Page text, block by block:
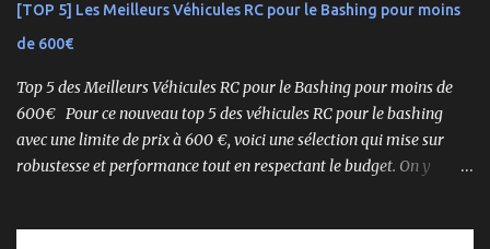
assemblé Moteur thermique KE21SP avec lanceur manuel
Électronique installée Carrosserie peinte et décorée Radio à volant
[TOP 5] Les Meilleurs Véhicules RC pour le Bashing pour moins
de 600€
Top 5 des Meilleurs Véhicules RC pour le Bashing pour moins de
600€ Pour ce nouveau top 5 des véhicules RC pour le bashing
avec une limite de prix à 600 €, voici une sélection qui mise sur
robustesse et performance tout en respectant le budget. On y